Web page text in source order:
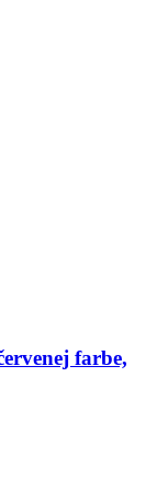
farbe,